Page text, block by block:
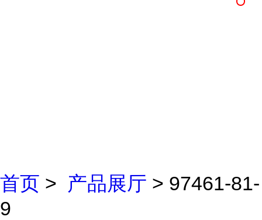
首页 > 产品展厅 > 97461-81-
9